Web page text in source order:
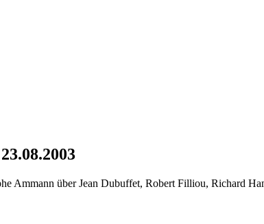
Ammann über Jean Dubuffet, Robert Filliou, Richard